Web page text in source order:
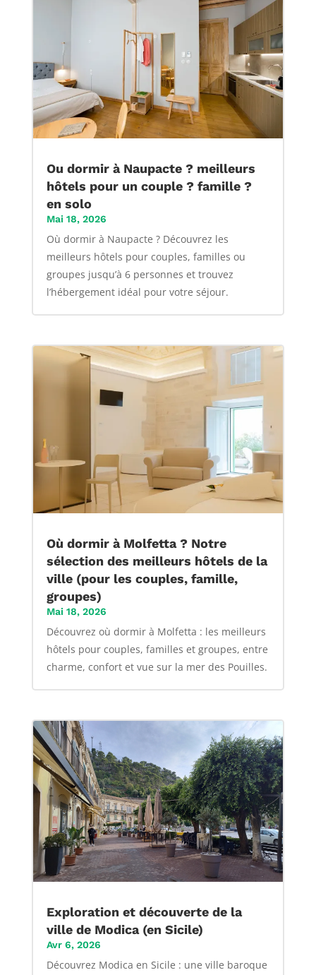
Ou dormir à Naupacte ? meilleurs
hôtels pour un couple ? famille ?
en solo
Mai 18, 2026
Où dormir à Naupacte ? Découvrez les
meilleurs hôtels pour couples, familles ou
groupes jusqu’à 6 personnes et trouvez
l’hébergement idéal pour votre séjour.
Où dormir à Molfetta ? Notre
sélection des meilleurs hôtels de la
ville (pour les couples, famille,
groupes)
Mai 18, 2026
Découvrez où dormir à Molfetta : les meilleurs
hôtels pour couples, familles et groupes, entre
charme, confort et vue sur la mer des Pouilles.
Exploration et découverte de la
ville de Modica (en Sicile)
Avr 6, 2026
Découvrez Modica en Sicile : une ville baroque